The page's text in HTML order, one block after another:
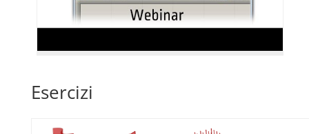
Esercizi